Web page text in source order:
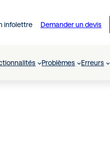
infolettre Demander un devis
Problèmes Erreurs